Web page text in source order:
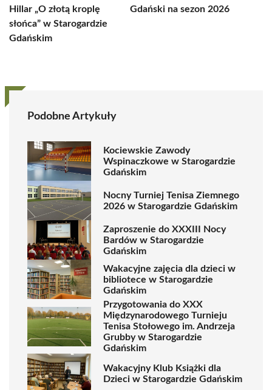
Hillar „O złotą kroplę
słońca” w Starogardzie
Gdańskim
Gdański na sezon 2026
Podobne Artykuły
Kociewskie Zawody
Wspinaczkowe w Starogardzie
Gdańskim
Nocny Turniej Tenisa Ziemnego
2026 w Starogardzie Gdańskim
Zaproszenie do XXXIII Nocy
Bardów w Starogardzie
Gdańskim
Wakacyjne zajęcia dla dzieci w
bibliotece w Starogardzie
Gdańskim
Przygotowania do XXX
Międzynarodowego Turnieju
Tenisa Stołowego im. Andrzeja
Grubby w Starogardzie
Gdańskim
Wakacyjny Klub Książki dla
Dzieci w Starogardzie Gdańskim